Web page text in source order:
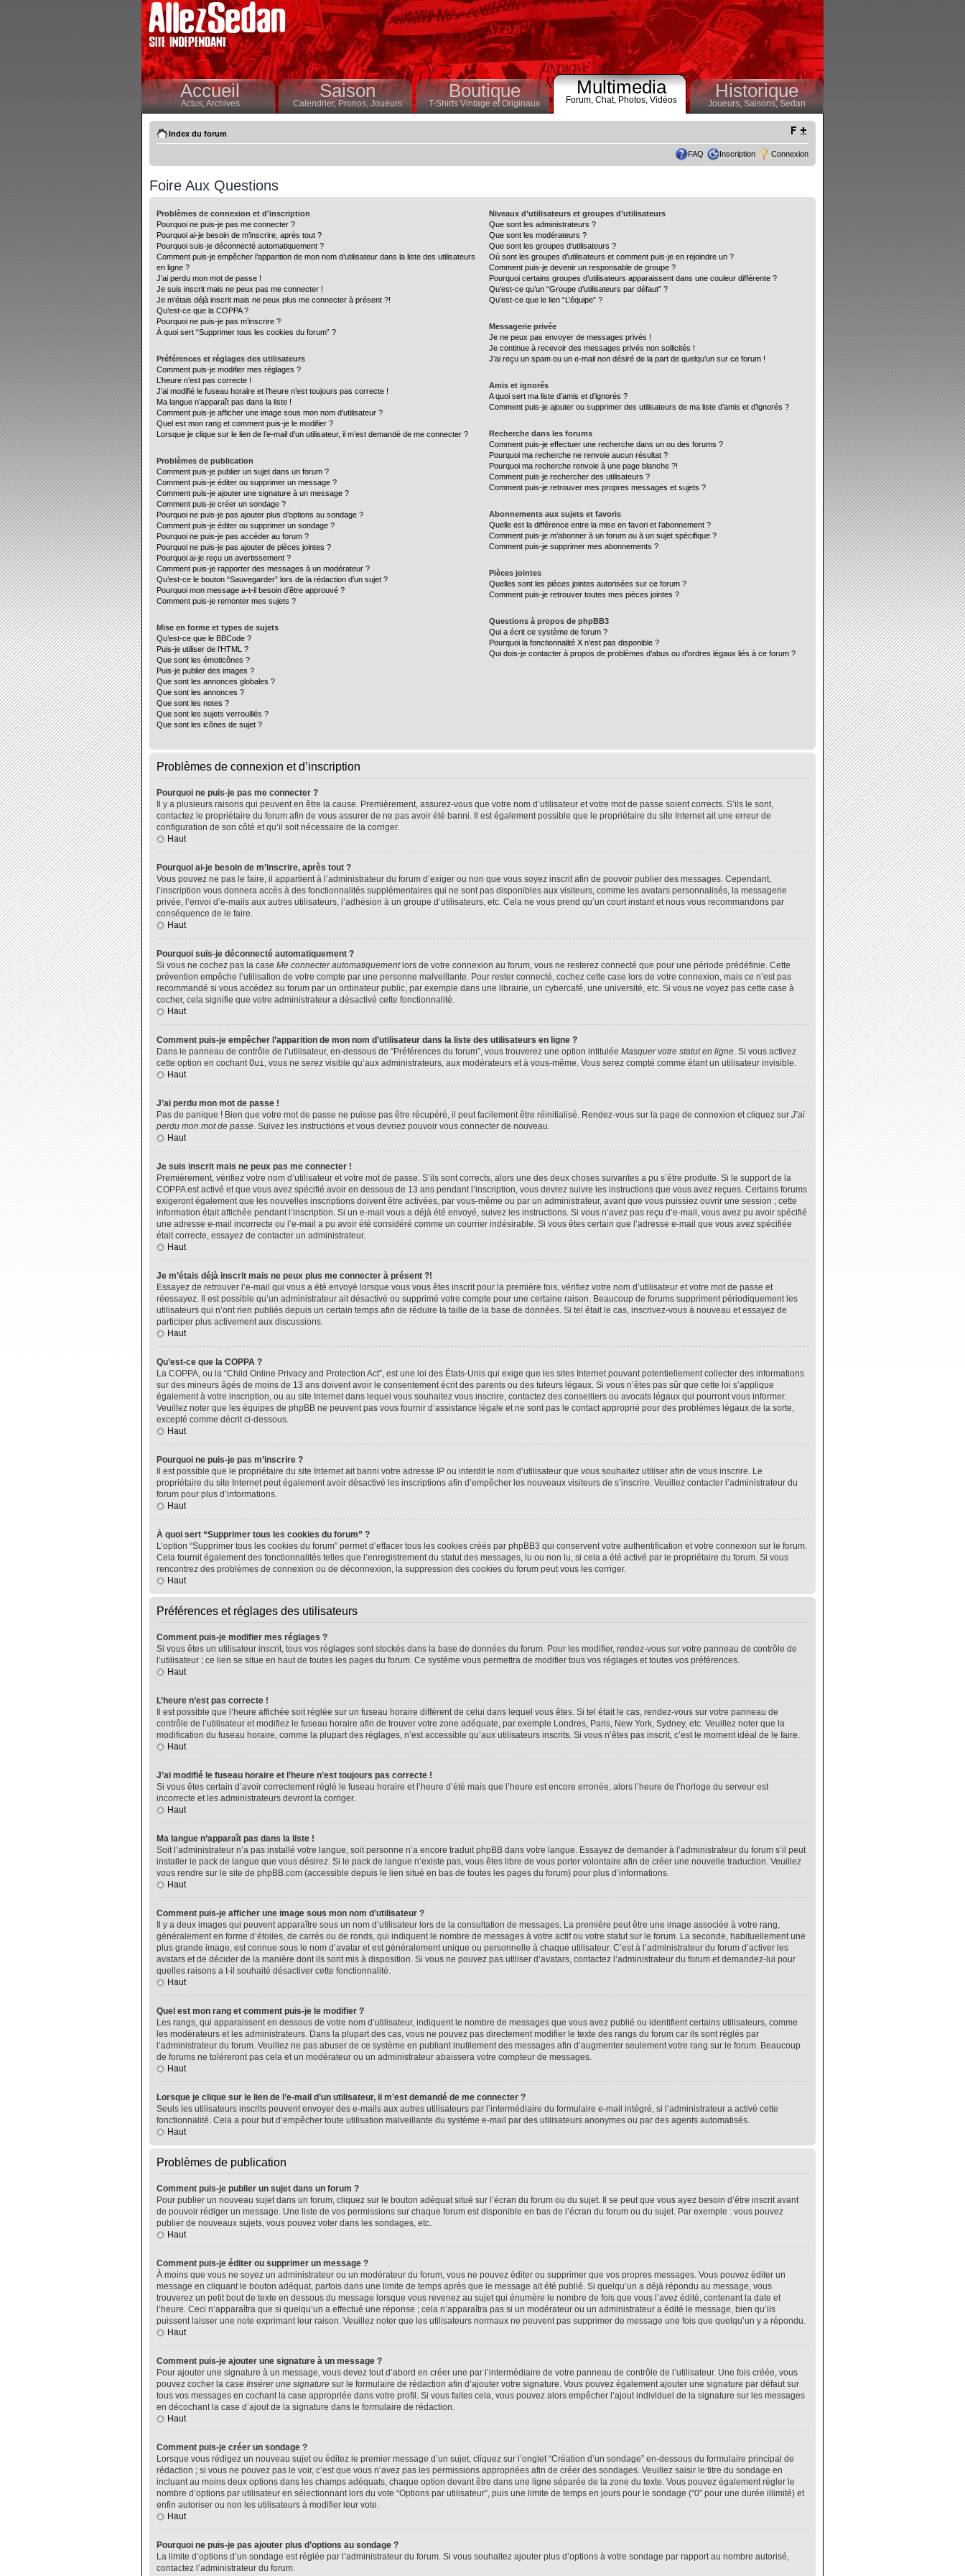
Accueil
Actus,Archives
Saison
Calendrier,Pronos, Joueurs
Boutique
T-Shirts Vintage et Originaux
Multimedia
Forum, Chat, Photos, Vidéos Historique
Joueurs, Saisons,Sedan
Index du forum
FAQ Inscription Connexion
Foire Aux Questions
Problèmes de connexion et d’inscription
Pourquoi ne puis-je pas me connecter ?
Pourquoi ai-je besoin de m’inscrire, après tout ?
Pourquoi suis-je déconnecté automatiquement ?
Comment puis-je empêcher l’apparition de mon nom d’utilisateur dans la liste des utilisateurs
en ligne ?
J’ai perdu mon mot de passe !
Je suis inscrit mais ne peux pas me connecter !
Je m’étais déjà inscrit mais ne peux plus me connecter à présent ?!
Qu’est-ce que la COPPA ?
Pourquoi ne puis-je pas m’inscrire ?
À quoi sert “Supprimer tous les cookies du forum” ?
Préférences et réglages des utilisateurs
Comment puis-je modifier mes réglages ?
L’heure n’est pas correcte !
J’ai modifié le fuseau horaire et l’heure n’est toujours pas correcte !
Ma langue n’apparaît pas dans la liste !
Comment puis-je afficher une image sous mon nom d’utilisateur ?
Quel est mon rang et comment puis-je le modifier ?
Lorsque je clique sur le lien de l’e-mail d’un utilisateur, il m’est demandé de me connecter ?
Problèmes de publication
Comment puis-je publier un sujet dans un forum ?
Comment puis-je éditer ou supprimer un message ?
Comment puis-je ajouter une signature à un message ?
Comment puis-je créer un sondage ?
Pourquoi ne puis-je pas ajouter plus d’options au sondage ?
Comment puis-je éditer ou supprimer un sondage ?
Pourquoi ne puis-je pas accéder au forum ?
Pourquoi ne puis-je pas ajouter de pièces jointes ?
Pourquoi ai-je reçu un avertissement ?
Comment puis-je rapporter des messages à un modérateur ?
Qu’est-ce le bouton “Sauvegarder” lors de la rédaction d’un sujet ?
Pourquoi mon message a-t-il besoin d’être approuvé ?
Comment puis-je remonter mes sujets ?
Mise en forme et types de sujets
Qu’est-ce que le BBCode ?
Puis-je utiliser de l’HTML ?
Que sont les émoticônes ?
Puis-je publier des images ?
Que sont les annonces globales ?
Que sont les annonces ?
Que sont les notes ?
Que sont les sujets verrouillés ?
Que sont les icônes de sujet ?
Niveaux d’utilisateurs et groupes d’utilisateurs
Que sont les administrateurs ?
Que sont les modérateurs ?
Que sont les groupes d’utilisateurs ?
Où sont les groupes d’utilisateurs et comment puis-je en rejoindre un ?
Comment puis-je devenir un responsable de groupe ?
Pourquoi certains groupes d’utilisateurs apparaissent dans une couleur différente ?
Qu’est-ce qu’un “Groupe d’utilisateurs par défaut” ?
Qu’est-ce que le lien “L’équipe” ?
Messagerie privée
Je ne peux pas envoyer de messages privés !
Je continue à recevoir des messages privés non sollicités !
J’ai reçu un spam ou un e-mail non désiré de la part de quelqu’un sur ce forum !
Amis et ignorés
A quoi sert ma liste d’amis et d’ignorés ?
Comment puis-je ajouter ou supprimer des utilisateurs de ma liste d’amis et d’ignorés ?
Recherche dans les forums
Comment puis-je effectuer une recherche dans un ou des forums ?
Pourquoi ma recherche ne renvoie aucun résultat ?
Pourquoi ma recherche renvoie à une page blanche ?!
Comment puis-je rechercher des utilisateurs ?
Comment puis-je retrouver mes propres messages et sujets ?
Abonnements aux sujets et favoris
Quelle est la différence entre la mise en favori et l’abonnement ?
Comment puis-je m’abonner à un forum ou à un sujet spécifique ?
Comment puis-je supprimer mes abonnements ?
Pièces jointes
Quelles sont les pièces jointes autorisées sur ce forum ?
Comment puis-je retrouver toutes mes pièces jointes ?
Questions à propos de phpBB3
Qui a écrit ce système de forum ?
Pourquoi la fonctionnalité X n’est pas disponible ?
Qui dois-je contacter à propos de problèmes d’abus ou d’ordres légaux liés à ce forum ?
Problèmes de connexion et d’inscription
Pourquoi ne puis-je pas me connecter ?
Il y a plusieurs raisons qui peuvent en être la cause. Premièrement, assurez-vous que votre nom d’utilisateur et votre mot de passe soient corrects. S’ils le sont,
contactez le propriétaire du forum afin de vous assurer de ne pas avoir été banni. Il est également possible que le propriétaire du site Internet ait une erreur de
configuration de son côté et qu’il soit nécessaire de la corriger.
Haut
Pourquoi ai-je besoin de m’inscrire, après tout ?
Vous pouvez ne pas le faire, il appartient à l’administrateur du forum d’exiger ou non que vous soyez inscrit afin de pouvoir publier des messages. Cependant,
l’inscription vous donnera accès à des fonctionnalités supplémentaires qui ne sont pas disponibles aux visiteurs, comme les avatars personnalisés, la messagerie
privée, l’envoi d’e-mails aux autres utilisateurs, l’adhésion à un groupe d’utilisateurs, etc. Cela ne vous prend qu’un court instant et nous vous recommandons par
conséquence de le faire.
Haut
Pourquoi suis-je déconnecté automatiquement ?
Si vous ne cochez pas la case Me connecter automatiquementlors de votre connexion au forum, vous ne resterez connecté que pour une période prédéfinie. Cette
prévention empêche l’utilisation de votre compte par une personne malveillante. Pour rester connecté, cochez cette case lors de votre connexion, mais ce n’est pas
recommandé si vous accédez au forum par un ordinateur public, par exemple dans une librairie, un cybercafé, une université, etc. Si vous ne voyez pas cette case à
cocher, cela signifie que votre administrateur a désactivé cette fonctionnalité.
Haut
Comment puis-je empêcher l’apparition de mon nom d’utilisateur dans la liste des utilisateurs en ligne ?
Dans le panneau de contrôle de l’utilisateur, en-dessous de “Préférences du forum”, vous trouverez une option intitulée Masquer votre statut en ligne. Si vous activez
cette option en cochantOui, vous ne serez visible qu’aux administrateurs, aux modérateurs et à vous-même. Vous serez compté comme étant un utilisateur invisible.
Haut
J’ai perdu mon mot de passe !
Pas de panique ! Bien que votre mot de passe ne puisse pas être récupéré, il peut facilement être réinitialisé. Rendez-vous sur la page de connexion et cliquez sur J’ai
perdu mon mot de passe. Suivez les instructions et vous devriez pouvoir vous connecter de nouveau.
Haut
Je suis inscrit mais ne peux pas me connecter !
Premièrement, vérifiez votre nom d’utilisateur et votre mot de passe. S’ils sont corrects, alors une des deux choses suivantes a pu s’être produite. Si le support de la
COPPA est activé et que vous avez spécifié avoir en dessous de 13 ans pendant l’inscription, vous devrez suivre les instructions que vous avez reçues. Certains forums
exigeront également que les nouvelles inscriptions doivent être activées, par vous-même ou par un administrateur, avant que vous puissiez ouvrir une session ; cette
information était affichée pendant l’inscription. Si un e-mail vous a déjà été envoyé, suivez les instructions. Si vous n’avez pas reçu d’e-mail, vous avez pu avoir spécifié
une adresse e-mail incorrecte ou l’e-mail a pu avoir été considéré comme un courrier indésirable. Si vous êtes certain que l’adresse e-mail que vous avez spécifiée
était correcte, essayez de contacter un administrateur.
Haut
Je m’étais déjà inscrit mais ne peux plus me connecter à présent ?!
Essayez de retrouver l’e-mail qui vous a été envoyé lorsque vous vous êtes inscrit pour la première fois, vérifiez votre nom d’utilisateur et votre mot de passe et
réessayez. Il est possible qu’un administrateur ait désactivé ou supprimé votre compte pour une certaine raison. Beaucoup de forums suppriment périodiquement les
utilisateurs qui n’ont rien publiés depuis un certain temps afin de réduire la taille de la base de données. Si tel était le cas, inscrivez-vous à nouveau et essayez de
participer plus activement aux discussions.
Haut
Qu’est-ce que la COPPA ?
La COPPA, ou la “Child Online Privacy and Protection Act”, est une loi des États-Unis qui exige que les sites Internet pouvant potentiellement collecter des informations
sur des mineurs âgés de moins de 13 ans doivent avoir le consentement écrit des parents ou des tuteurs légaux. Si vous n’êtes pas sûr que cette loi s’applique
également à votre inscription, ou au site Internet dans lequel vous souhaitez vous inscrire, contactez des conseillers ou avocats légaux qui pourront vous informer.
Veuillez noter que les équipes de phpBB ne peuvent pas vous fournir d’assistance légale et ne sont pas le contact approprié pour des problèmes légaux de la sorte,
excepté comme décrit ci-dessous.
Haut
Pourquoi ne puis-je pas m’inscrire ?
Il est possible que le propriétaire du site Internet ait banni votre adresse IP ou interdit le nom d’utilisateur que vous souhaitez utiliser afin de vous inscrire. Le
propriétaire du site Internet peut également avoir désactivé les inscriptions afin d’empêcher les nouveaux visiteurs de s’inscrire. Veuillez contacter l’administrateur du
forum pour plus d’informations.
Haut
À quoi sert “Supprimer tous les cookies du forum” ?
L’option “Supprimer tous les cookies du forum” permet d’effacer tous les cookies créés par phpBB3 qui conservent votre authentification et votre connexion sur le forum.
Cela fournit également des fonctionnalités telles que l’enregistrement du statut des messages, lu ou non lu, si cela a été activé par le propriétaire du forum. Si vous
rencontrez des problèmes de connexion ou de déconnexion, la suppression des cookies du forum peut vous les corriger.
Haut
Préférences et réglages des utilisateurs
Comment puis-je modifier mes réglages ?
Si vous êtes un utilisateur inscrit, tous vos réglages sont stockés dans la base de données du forum. Pour les modifier, rendez-vous sur votre panneau de contrôle de
l’utilisateur ; ce lien se situe en haut de toutes les pages du forum. Ce système vous permettra de modifier tous vos réglages et toutes vos préférences.
Haut
L’heure n’est pas correcte !
Il est possible que l’heure affichée soit réglée sur un fuseau horaire différent de celui dans lequel vous êtes. Si tel était le cas, rendez-vous sur votre panneau de
contrôle de l’utilisateur et modifiez le fuseau horaire afin de trouver votre zone adéquate, par exemple Londres, Paris, New York, Sydney, etc. Veuillez noter que la
modification du fuseau horaire, comme la plupart des réglages, n’est accessible qu’aux utilisateurs inscrits. Si vous n’êtes pas inscrit, c’est le moment idéal de le faire.
Haut
J’ai modifié le fuseau horaire et l’heure n’est toujours pas correcte !
Si vous êtes certain d’avoir correctement réglé le fuseau horaire et l’heure d’été mais que l’heure est encore erronée, alors l’heure de l’horloge du serveur est
incorrecte et les administrateurs devront la corriger.
Haut
Ma langue n’apparaît pas dans la liste !
Soit l’administrateur n’a pas installé votre langue, soit personne n’a encore traduit phpBB dans votre langue. Essayez de demander à l’administrateur du forum s’il peut
installer le pack de langue que vous désirez. Si le pack de langue n’existe pas, vous êtes libre de vous porter volontaire afin de créer une nouvelle traduction. Veuillez
vous rendre sur le site de phpBB.com (accessible depuis le lien situé en bas de toutes les pages du forum) pour plus d’informations.
Haut
Comment puis-je afficher une image sous mon nom d’utilisateur ?
Il y a deux images qui peuvent apparaître sous un nom d’utilisateur lors de la consultation de messages. La première peut être une image associée à votre rang,
généralement en forme d’étoiles, de carrés ou de ronds, qui indiquent le nombre de messages à votre actif ou votre statut sur le forum. La seconde, habituellement une
plus grande image, est connue sous le nom d’avatar et est généralement unique ou personnelle à chaque utilisateur. C’est à l’administrateur du forum d’activer les
avatars et de décider de la manière dont ils sont mis à disposition. Si vous ne pouvez pas utiliser d’avatars, contactez l’administrateur du forum et demandez-lui pour
quelles raisons a t-il souhaité désactiver cette fonctionnalité.
Haut
Quel est mon rang et comment puis-je le modifier ?
Les rangs, qui apparaissent en dessous de votre nom d’utilisateur, indiquent le nombre de messages que vous avez publié ou identifient certains utilisateurs, comme
les modérateurs et les administrateurs. Dans la plupart des cas, vous ne pouvez pas directement modifier le texte des rangs du forum car ils sont réglés par
l’administrateur du forum. Veuillez ne pas abuser de ce système en publiant inutilement des messages afin d’augmenter seulement votre rang sur le forum. Beaucoup
de forums ne toléreront pas cela et un modérateur ou un administrateur abaissera votre compteur de messages.
Haut
Lorsque je clique sur le lien de l’e-mail d’un utilisateur, il m’est demandé de me connecter ?
Seuls les utilisateurs inscrits peuvent envoyer des e-mails aux autres utilisateurs par l’intermédiaire du formulaire e-mail intégré, si l’administrateur a activé cette
fonctionnalité. Cela a pour but d’empêcher toute utilisation malveillante du système e-mail par des utilisateurs anonymes ou par des agents automatisés.
Haut
Problèmes de publication
Comment puis-je publier un sujet dans un forum ?
Pour publier un nouveau sujet dans un forum, cliquez sur le bouton adéquat situé sur l’écran du forum ou du sujet. Il se peut que vous ayez besoin d’être inscrit avant
de pouvoir rédiger un message. Une liste de vos permissions sur chaque forum est disponible en bas de l’écran du forum ou du sujet. Par exemple : vous pouvez
publier de nouveaux sujets, vous pouvez voter dans les sondages, etc.
Haut
Comment puis-je éditer ou supprimer un message ?
À moins que vous ne soyez un administrateur ou un modérateur du forum, vous ne pouvez éditer ou supprimer que vos propres messages. Vous pouvez éditer un
message en cliquant le bouton adéquat, parfois dans une limite de temps après que le message ait été publié. Si quelqu’un a déjà répondu au message, vous
trouverez un petit bout de texte en dessous du message lorsque vous revenez au sujet qui énumère le nombre de fois que vous l’avez édité, contenant la date et
l’heure. Ceci n’apparaîtra que si quelqu’un a effectué une réponse ; cela n’apparaîtra pas si un modérateur ou un administrateur a édité le message, bien qu’ils
puissent laisser une note exprimant leur raison. Veuillez noter que les utilisateurs normaux ne peuvent pas supprimer de message une fois que quelqu’un y a répondu.
Haut
Comment puis-je ajouter une signature à un message ?
Pour ajouter une signature à un message, vous devez tout d’abord en créer une par l’intermédiaire de votre panneau de contrôle de l’utilisateur. Une fois créée, vous
pouvez cocher la case Insérer une signature sur le formulaire de rédaction afin d’ajouter votre signature. Vous pouvez également ajouter une signature par défaut sur
tous vos messages en cochant la case appropriée dans votre profil. Si vous faites cela, vous pouvez alors empêcher l’ajout individuel de la signature sur les messages
en décochant la case d’ajout de la signature dans le formulaire de rédaction.
Haut
Comment puis-je créer un sondage ?
Lorsque vous rédigez un nouveau sujet ou éditez le premier message d’un sujet, cliquez sur l’onglet “Création d’un sondage” en-dessous du formulaire principal de
rédaction ; si vous ne pouvez pas le voir, c’est que vous n’avez pas les permissions appropriées afin de créer des sondages. Veuillez saisir le titre du sondage en
incluant au moins deux options dans les champs adéquats, chaque option devant être dans une ligne séparée de la zone du texte. Vous pouvez également régler le
nombre d’options par utilisateur en sélectionnant lors du vote “Options par utilisateur”, puis une limite de temps en jours pour le sondage (“0” pour une durée illimité) et
enfin autoriser ou non les utilisateurs à modifier leur vote.
Haut
Pourquoi ne puis-je pas ajouter plus d’options au sondage ?
La limite d’options d’un sondage est réglée par l’administrateur du forum. Si vous souhaitez ajouter plus d’options à votre sondage par rapport au nombre autorisé,
contactez l’administrateur du forum.